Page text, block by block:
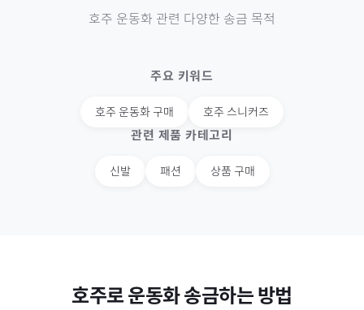
호주 운동화 관련 다양한 송금 목적
주요 키워드
호주 운동화 구매 호주 스니커즈
관련 제품 카테고리
신발 패션 상품 구매
호주로 운동화송금하는 방법